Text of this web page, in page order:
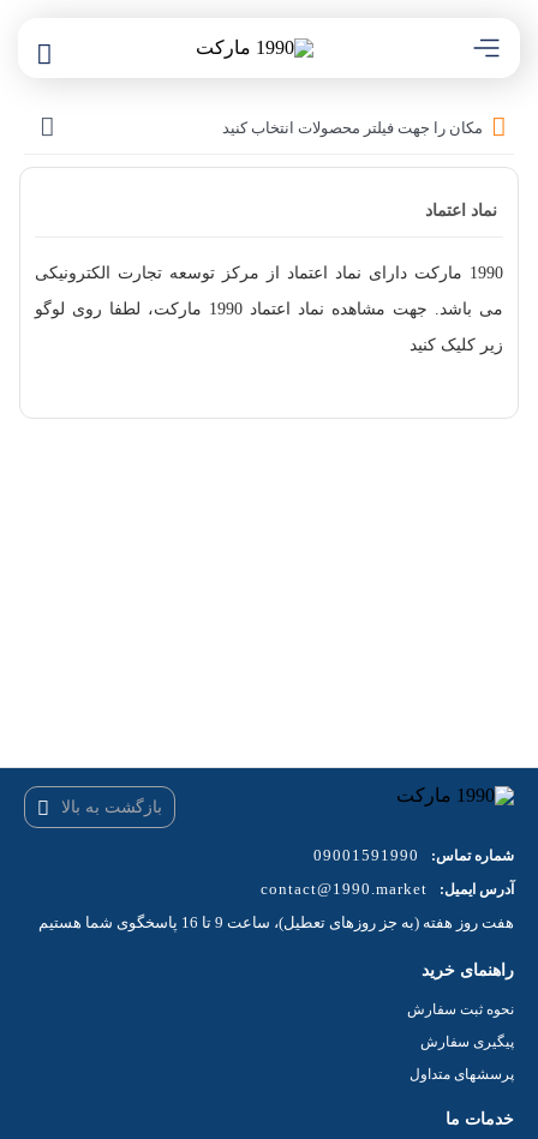
مکان را جهت فیلتر محصولات انتخاب کنید
نماد اعتماد
1990 مارکت دارای نماد اعتماد از مرکز توسعه تجارت الکترونیکی
می باشد. جهت مشاهده نماد اعتماد 1990 مارکت، لطفا روی لوگو
زیر کلیک کنید
بازگشت به بالا
شماره تماس: 09001591990
آدرس ایمیل:
contact@1990.market
هفت روز هفته (به جز روزهای تعطیل)، ساعت 9 تا 16 پاسخگوی شما هستیم
راهنمای خرید
نحوه ثبت سفارش
پیگیری سفارش
پرسشهای متداول
خدمات ما